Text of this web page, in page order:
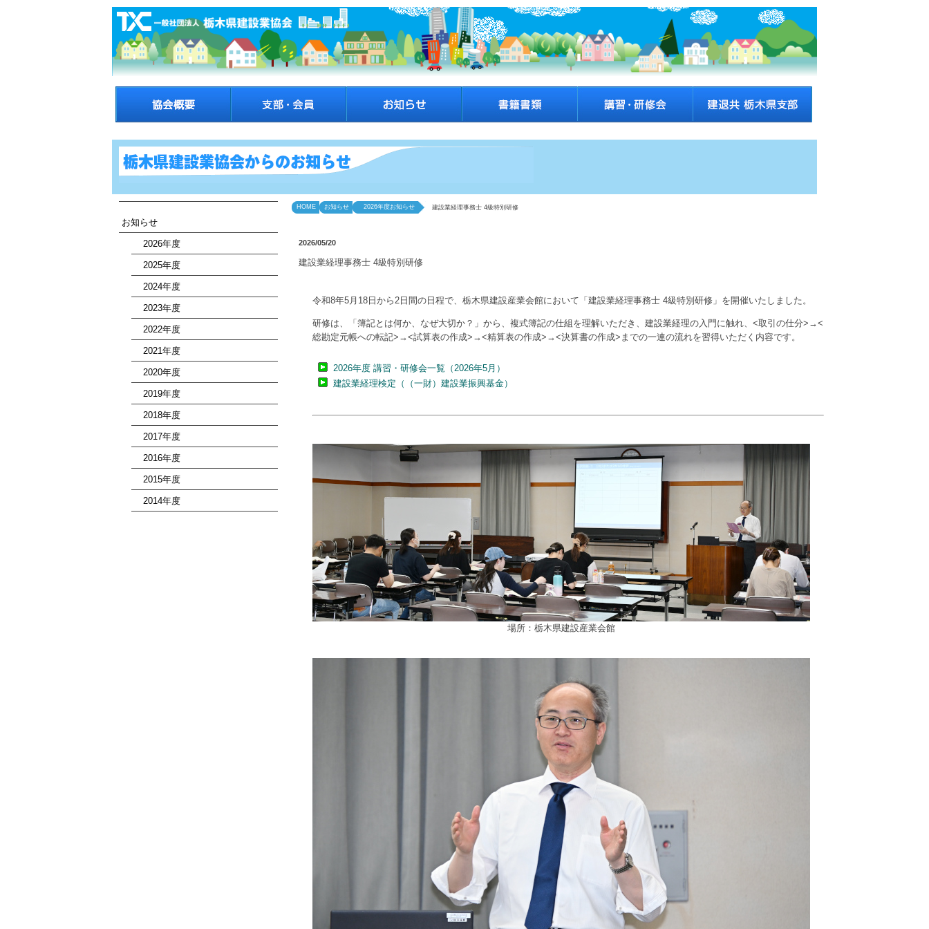
お知らせ
2026年度
2025年度
2024年度
2023年度
2022年度
2021年度
2020年度
2019年度
2018年度
2017年度
2016年度
2015年度
2014年度
HOME お知らせ 2026年度お知らせ 建設業経理事務士 4級特別研修
2026/05/20
建設業経理事務士 4級特別研修
令和8年5月18日から2日間の日程で、栃木県建設産業会館において「建設業経理事務士 4級特別研修」を開催いたしました。
研修は、「簿記とは何か、なぜ大切か？」から、複式簿記の仕組を理解いただき、建設業経理の入門に触れ、<取引の仕分>→<
総勘定元帳への転記>→<試算表の作成>→<精算表の作成>→<決算書の作成>までの一連の流れを習得いただく内容です。
2026年度 講習・研修会一覧（2026年5月）
建設業経理検定（（一財）建設業振興基金）
場所：栃木県建設産業会館